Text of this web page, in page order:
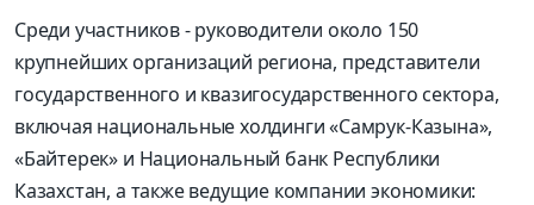
Среди участников - руководители около 150
крупнейших организаций региона, представители
государственного и квазигосударственного сектора,
включая национальные холдинги «Самрук-Казына»,
«Байтерек» и Национальный банк Республики
Казахстан, а также ведущие компании экономики: